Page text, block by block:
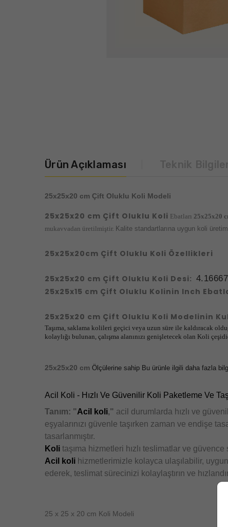
Ürün Açıklaması
25x25x20 cm Çift Oluklu Koli Modeli
25x25x20 cm Çift Oluklu Koli Ebatları 25x25x20
mukavvadan üretilmiştir. Kalite standartlarına uygun koli
25x25x20cm Çift Oluklu Koli Özellikleri
25x25x20 cm Çift Oluklu Koli Desi: 4.16667
25x25x15 cm Çift Oluklu Kolinin Inch
25x25x20 cm Çift Oluklu Koli Modelinin
Taşıma, saklama kolileri geçici veya uzun süre ile kaldıracak
kolaylığı bulunan, çalışma alanınızı genişletecek olan Koli
25x25x20 cm Ölçülerine sahip Bu ürünle ilgili daha fazla
Acil Koli - Hızlı Ve Güvenilir Koli Paketleme Ve
Tanım: "Acil koli," acil durumlarda hızlı ve
eşyalarınızı güvenle taşırken zaman ve endişe
tasarlanmıştır.
Koli taşıma hizmetleri hızlı teslimatlar ve güvence
Acil koli hizmetlerimizle kolayca ulaşılabilir,
ederek, teslimat sürecinizi kolaylaştırın ve
25 x 25 x 20 cm Koli Modeli